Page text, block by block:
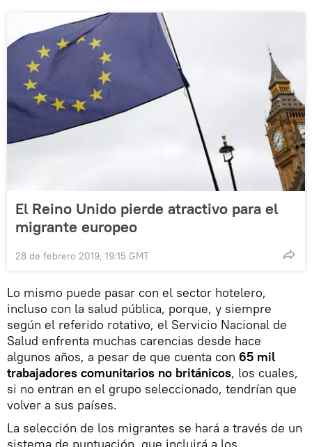
El Reino Unido pierde atractivo para el
migrante europeo
28 de febrero 2019, 19:15 GMT
Lo mismo puede pasar con el sector hotelero,
incluso con la salud pública, porque, y siempre
según el referido rotativo, el Servicio Nacional de
Salud enfrenta muchas carencias desde hace
algunos años, a pesar de que cuenta con 65 mil
trabajadores comunitarios no británicos, los cuales,
si no entran en el grupo seleccionado, tendrían que
volver a sus países.
La selección de los migrantes se hará a través de un